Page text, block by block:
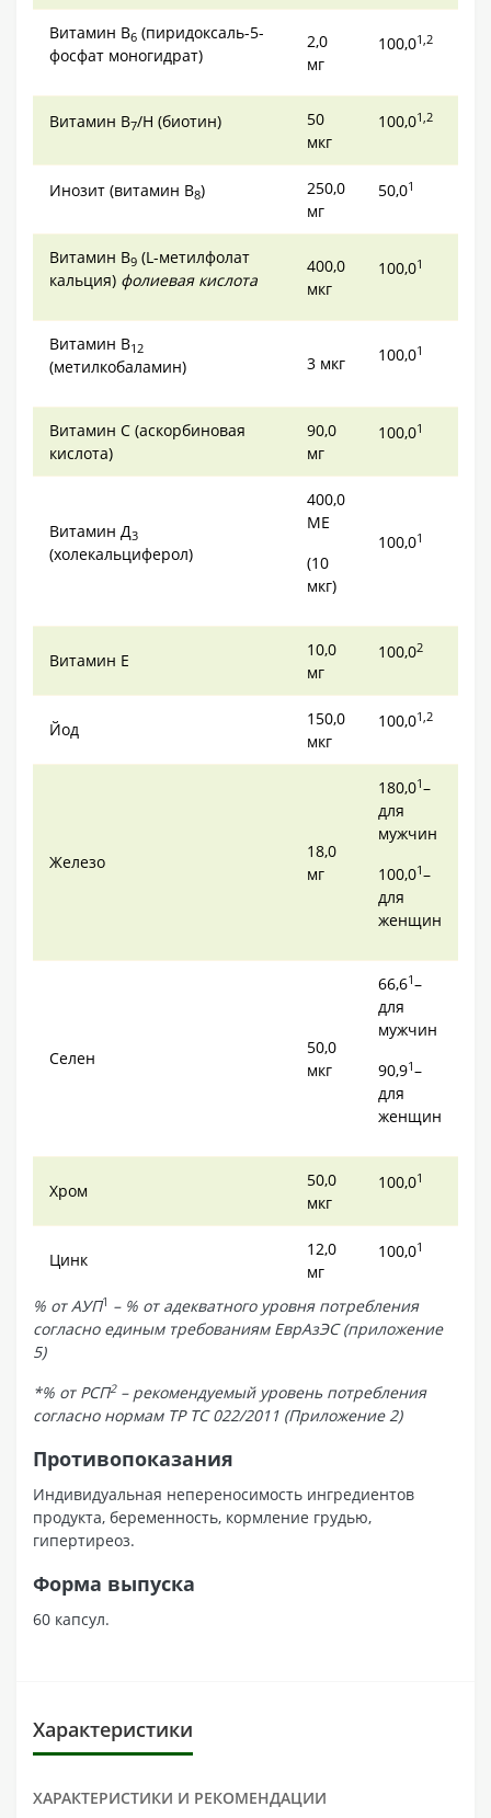
Витамин В6 (пиридоксаль-5-
фосфат моногидрат)
2,0
мг
100,01,2
Витамин В7/Н (биотин)
50
мкг
100,01,2
Инозит (витамин В8)
250,0
мг
50,01
Витамин В9 (L-метилфолат
кальция) фолиевая кислота
400,0
мкг
100,01
Витамин В12
(метилкобаламин) 3 мкг 100,01
Витамин С (аскорбиновая
кислота)
90,0
мг
100,01
Витамин Д3
(холекальциферол)
400,0
МЕ
(10
мкг)
100,01
Витамин Е
10,0
мг
100,02
Йод
150,0
мкг
100,01,2
Железо
18,0
мг
180,01–
для
мужчин
100,01–
для
женщин
Селен
50,0
мкг
66,61–
для
мужчин
90,91–
для
женщин
Хром
50,0
мкг
100,01
Цинк
12,0
мг
100,01
% от АУП1 – % от адекватного уровня потребления
согласно единым требованиям ЕврАзЭС (приложение
5)
*% от РСП2– рекомендуемый уровень потребления
согласно нормам ТР ТС 022/2011 (Приложение 2)
Противопоказания
Индивидуальная непереносимость ингредиентов
продукта, беременность, кормление грудью,
гипертиреоз.
Форма выпуска
60 капсул.
Характеристики
ХАРАКТЕРИСТИКИ И РЕКОМЕНДАЦИИ